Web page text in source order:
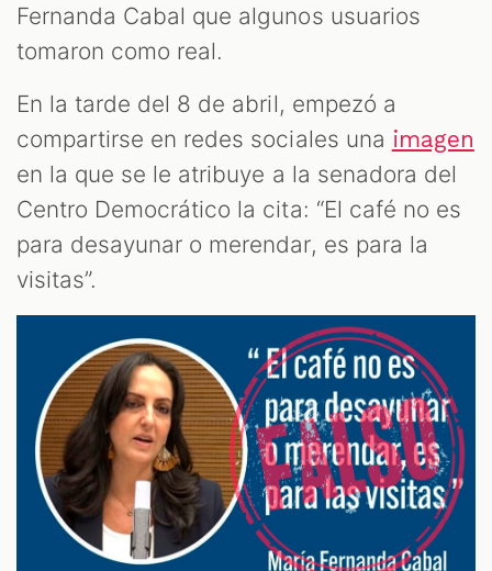
Fernanda Cabal que algunos usuarios
tomaron como real.
En la tarde del 8 de abril, empezó a
compartirse en redes sociales una imagen
en la que se le atribuye a la senadora del
Centro Democrático la cita: “El café no es
para desayunar o merendar, es para la
visitas”.